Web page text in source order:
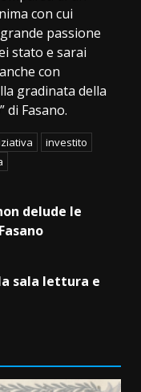
con cui
passione
stato e sarai
con
gradinata della
di Fasano.
investito
delude le
sala lettura e